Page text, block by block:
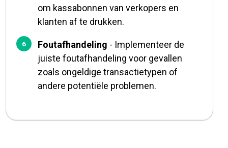
om kassabonnen van verkopers en
klanten af te drukken.
Foutafhandeling - Implementeer de
juiste foutafhandeling voor gevallen
zoals ongeldige transactietypen of
andere potentiële problemen.